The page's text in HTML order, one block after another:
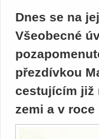
Dnes se na
Všeobecné
přezdívkou
cestujícím již
zemi a v